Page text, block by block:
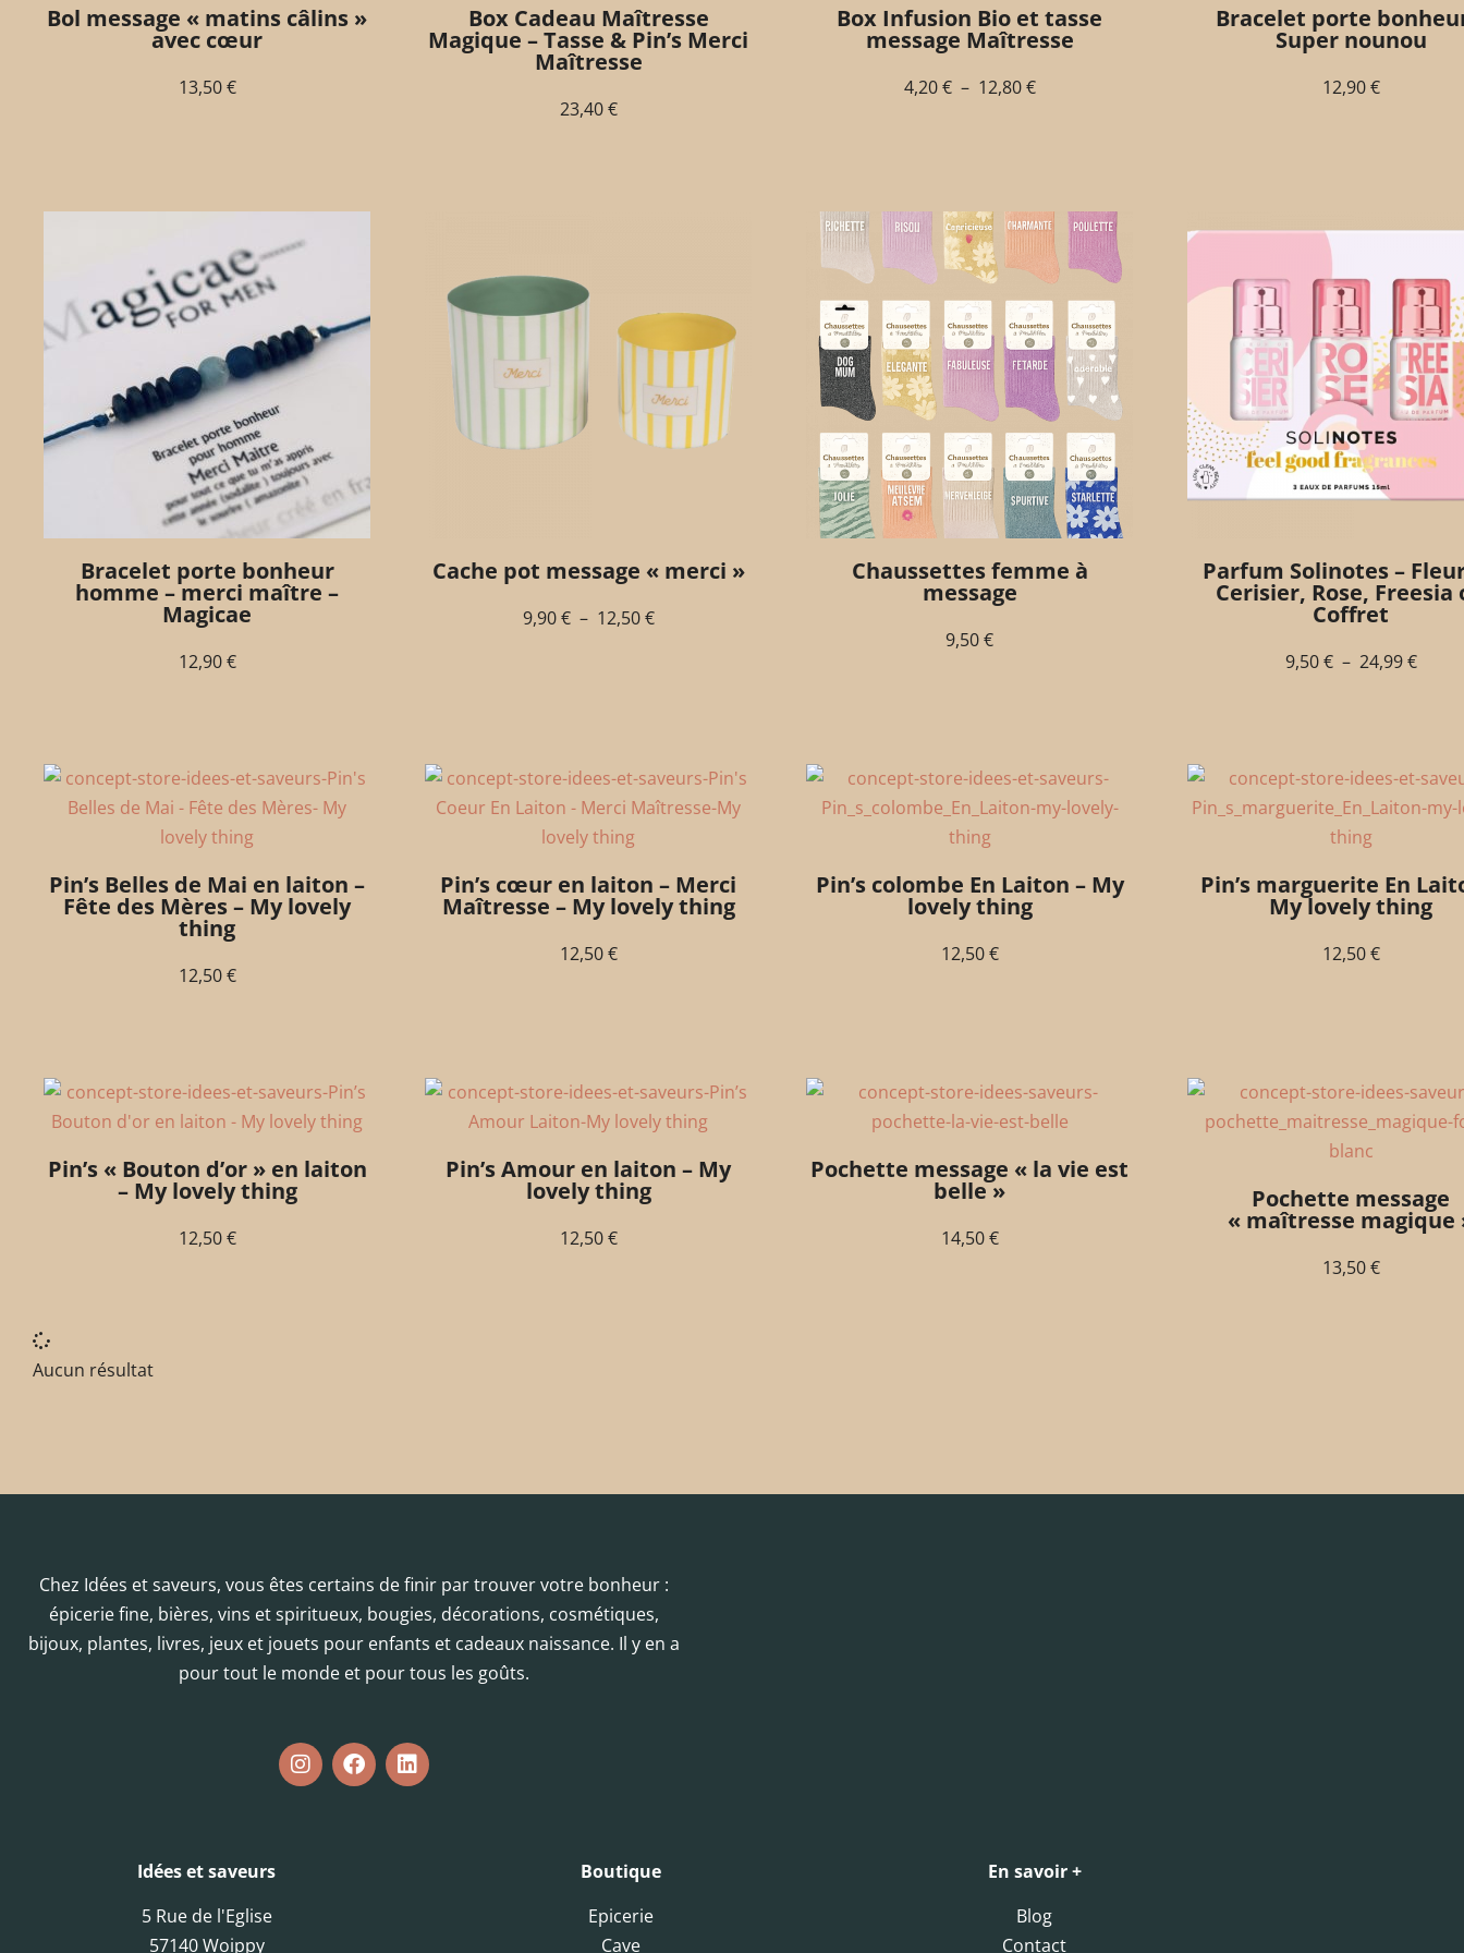
Bol message « matins câlins »
avec cœur
13,50€
Box Cadeau Maîtresse
Magique – Tasse & Pin’s Merci
Maîtresse
23,40€
Box Infusion Bio et tasse
message Maîtresse
4,20€ – 12,80€
Bracelet porte
Super nounou
12,90€
Bracelet porte bonheur
homme – merci maître –
Magicae
12,90€
Cache pot message « merci »
9,90€ – 12,50€
Chaussettes femme à
message
9,50€
Parfum Solinotes –
Cerisier, Rose, Freesia
Coffret
9,50€ – 24,99€
Pin’s Belles de Mai en laiton –
Fête des Mères – My lovely
thing
12,50€
Pin’s cœur en laiton – Merci
Maîtresse – My lovely thing
12,50€
Pin’s colombe En Laiton – My
lovely thing
12,50€
Pin’s marguerite En
My lovely thing
12,50€
Pin’s « Bouton d’or » en laiton
– My lovely thing
12,50€
Pin’s Amour en laiton – My
lovely thing
12,50€
Pochette message « la vie est
belle »
14,50€
Pochette message
« maîtresse magique
13,50€
Aucun résultat
Chez Idées et saveurs, vous êtes certains de finir par trouver votre bonheur :
épicerie fine, bières, vins et spiritueux, bougies, décorations, cosmétiques,
bijoux, plantes, livres, jeux et jouets pour enfants et cadeaux naissance. Il y en a
pour tout le monde et pour tous les goûts.
Idées et saveurs
5 Rue de l'Eglise
57140 Woippy
Boutique
Epicerie
Cave
En savoir +
Blog
Contact